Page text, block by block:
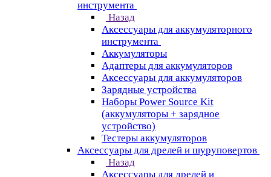
инструмента
Назад
Аксессуары для аккумуляторного
инструмента
Aккумуляторы
Адаптеры для аккумуляторов
Аксессуары для аккумуляторов
Зарядные устройства
Наборы Power Source Kit
(аккумуляторы + зарядное
устройство)
Тестеры аккумуляторов
Аксессуары для дрелей и шуруповертов
Назад
Аксессуары для дрелей и